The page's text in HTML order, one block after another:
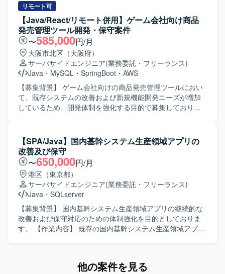
い環境です。CJFリプレイス対応など、レガシーからモダン
環境への移行経験も積むことができます。 【開発環境】
JavaおよびSpringBootを中心としたWebアプリケーション
開発環境となっております。クラウド技術としてAWSを利
用する可能性があり、要件定義や基本設計など上流工程に
も関わる機会がございます。
テスト、結合テストまで一貫して対応いただく想定です。
参画後の状況やスキル・ご経験に応じて、他案件の開発支
援をご担当いただく可能性があります。 【求める人物像】
仕様や既存コードを主体的に読み解きながら、自走して開
発を進められる方を求めております。 チームメンバーと円
滑にコミュニケーションを取りながら、品質向上に主体的
に取り組んでいただける方が望ましいです。 【ポジション
の魅力】 ECサイトの開発支援を通じて、詳細設計からテス
トまで一連の工程に携わることができます。 既存機能の改
修や品質改善対応を経験することで、設計力や問題解決力
を高めていただけます。 【開発環境】 JavaおよびSpring
リモート可
【Java/React/リモート併用】ゲーム会社向け商品
発売管理ツール開発・保守案件
〜585,000円/月
大阪市北区（大阪府）
サーバサイドエンジニア(業務委託・フリーランス)
Java ・ MySQL ・ SpringBoot ・ AWS
【募集背景】 ゲーム会社向けの商品発売管理ツールにおい
て、既存システムの改善および新規機能開発ニーズが増加
しているため、開発体制を強化する目的で募集しておりま
を行っていただきます。要件をもとに詳細設計書を作成
し、Javaを用いた実装およびJUnit等によるテストを実施し
ていただきます。既存機能の改修と新規機能追加の双方に
携わっていただきます。 【求める人物像】 自立して設計か
ら開発、テストまで一貫して対応できる方を求めておりま
す。与えられたタスクに対して主体的に課題を整理し、周
囲と連携しながら着実に推進できる方を歓迎いたします。
【ポジションの魅力】 複数の関連システムに携わること
で、設計から開発、テストまで一連の工程を経験すること
ができます。Javaを中心としつつ、ReactやTypeScript、
TypeScript、JUnit、Jest、MySQL、AWS各種サービスを利
【SPA/Java】国内基幹システム生産領域アプリの
改善及び保守
〜650,000円/月
港区（東京都）
サーバサイドエンジニア(業務委託・フリーランス)
Java ・ SQLserver
【募集背景】 国内基幹システム生産領域アプリの継続的な
改善および保守対応のための体制強化を目的としておりま
す。 【作業内容】 既存の国内基幹システム生産領域アプリ
継続的なシステム品質および利便性の向上を図っていただ
他の案件を見る